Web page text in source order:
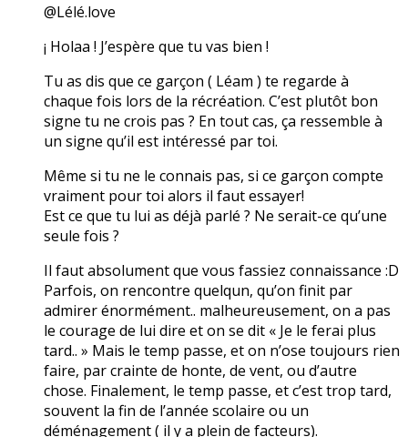
@Lélé.love
¡ Holaa ! J’espère que tu vas bien !
Tu as dis que ce garçon ( Léam ) te regarde à
chaque fois lors de la récréation. C’est plutôt bon
signe tu ne crois pas ? En tout cas, ça ressemble à
un signe qu’il est intéressé par toi.
Même si tu ne le connais pas, si ce garçon compte
vraiment pour toi alors il faut essayer!
Est ce que tu lui as déjà parlé ? Ne serait-ce qu’une
seule fois ?
Il faut absolument que vous fassiez connaissance :D
Parfois, on rencontre quelqun, qu’on finit par
admirer énormément.. malheureusement, on a pas
le courage de lui dire et on se dit « Je le ferai plus
tard.. » Mais le temp passe, et on n’ose toujours rien
faire, par crainte de honte, de vent, ou d’autre
chose. Finalement, le temp passe, et c’est trop tard,
souvent la fin de l’année scolaire ou un
déménagement ( il y a plein de facteurs).